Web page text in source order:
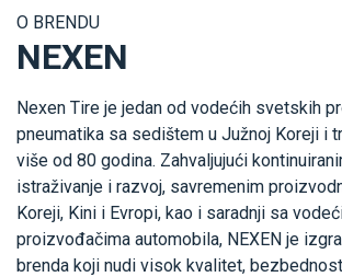
O BRENDU
NEXEN
Nexen Tire je jedan od vodećih svetskih
pneumatika sa sedištem u Južnoj Koreji i
više od 80 godina. Zahvaljujući
istraživanje i razvoj, savremenim
Koreji, Kini i Evropi, kao i saradnji sa
proizvođačima automobila, NEXEN je
brenda koji nudi visok kvalitet,